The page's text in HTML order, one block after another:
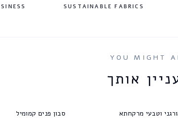
SUSTAINABLE FABRICS
YOU MIGHT
אותך
וטבעי מרקחתא
סבון פנים קמומיל